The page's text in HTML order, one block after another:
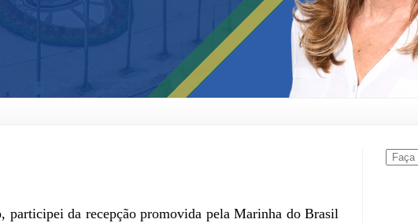
participei da recepção promovida pela Marinha do Brasil